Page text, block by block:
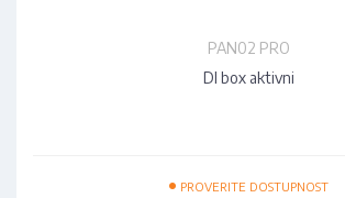
PAN02 PRO
DI box aktivni
• PROVERITE DOSTUPNOST